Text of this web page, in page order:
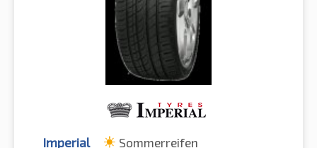
Imperial Sommerreifen